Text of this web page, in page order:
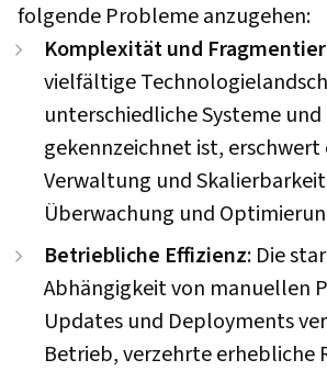
folgende Probleme anzugehen:
Komplexität und
vielfältige
unterschiedliche Systeme
gekennzeichnet ist,
Verwaltung und
Überwachung und
Betriebliche Effizienz: Die
Abhängigkeit von manuellen
Updates und Deployments
Betrieb, verzehrte erhebliche